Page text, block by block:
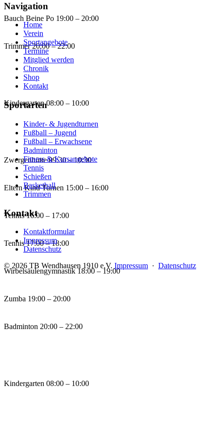
Bauch Beine Po 19:00 – 20:00
Trimmer 20:00 – 22:00
Kindergarten 08:00 – 10:00
Zwergenhütte 09:30 – 10:30
Eltern Kind Turnen 15:00 – 16:00
Tennis 16:00 – 17:00
Tennis 17:00 – 18:00
Wirbelsäulengymnastik 18:00 – 19:00
Zumba 19:00 – 20:00
Badminton 20:00 – 22:00
Kindergarten 08:00 – 10:00
Navigation
Home
Verein
Sportangebote
Termine
Mitglied werden
Chronik
Shop
Kontakt
Sportarten
Kinder- & Jugendturnen
Fußball – Jugend
Fußball – Erwachsene
Badminton
Fitness & Kursangebote
Tennis
Schießen
Basketball
Trimmen
Kontakt
Kontaktformular
Impressum
Datenschutz
© 2026 TB Wendhausen 1910 e.V. Impressum · Datenschutz